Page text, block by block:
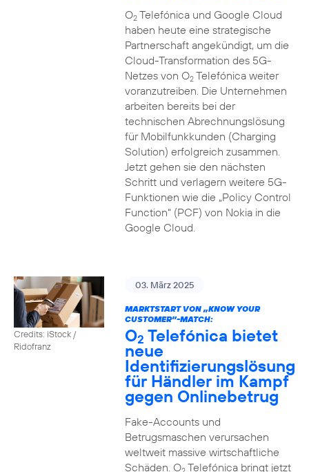
O2Telefónica und Google Cloud
haben heute eine strategische
Partnerschaft angekündigt, um die
Cloud-Transformation des 5G-
Netzes von O2Telefónica weiter
voranzutreiben. Die Unternehmen
arbeiten bereits bei der
technischen Abrechnungslösung
für Mobilfunkkunden (Charging
Solution) erfolgreich zusammen.
Jetzt gehen sie den nächsten
Schritt und verlagern weitere 5G-
Funktionen wie die „Policy Control
Function“ (PCF) von Nokia in die
Google Cloud.
Credits: iStock /
Ridofranz
03. März 2025
MARKTSTART VON „KNOW YOUR
CUSTOMER”-MATCH:
O2 Telefónica bietet
neue
Identifizierungslösung
für Händler im Kampf
gegen Onlinebetrug
Fake-Accounts und
Betrugsmaschen verursachen
weltweit massive wirtschaftliche
Schäden. O Telefónica bringt jetzt